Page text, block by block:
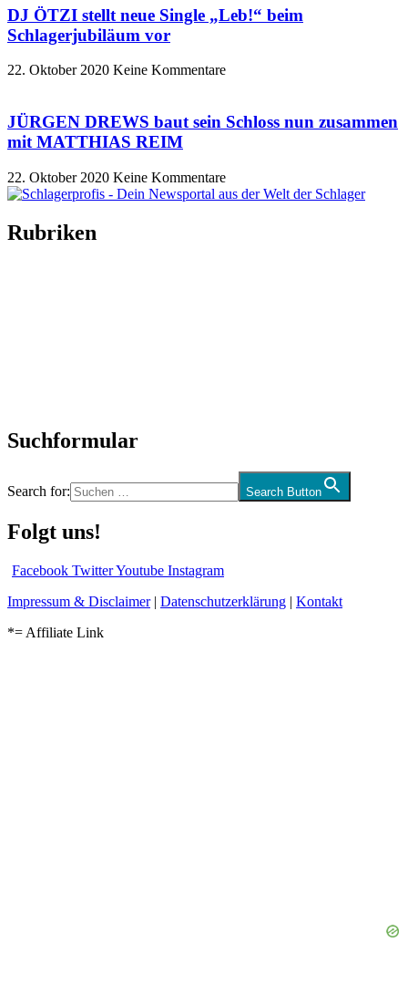
DJ ÖTZI stellt neue Single „Leb!“ beim
Schlagerjubiläum vor
22. Oktober 2020 Keine Kommentare
JÜRGEN DREWS baut sein Schloss nun zusammen
mit MATTHIAS REIM
22. Oktober 2020 Keine Kommentare
Rubriken
Suchformular
Search for: Search Button
Folgt uns!
Facebook TwitterYoutube Instagram
Impressum & Disclaimer| Datenschutzerklärung | Kontakt
*= Affiliate Link